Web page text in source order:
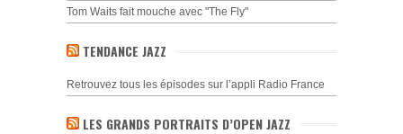
Tom Waits fait mouche avec "The Fly"
TENDANCE JAZZ
Retrouvez tous les épisodes sur l’appli Radio France
LES GRANDS PORTRAITS D’OPEN JAZZ